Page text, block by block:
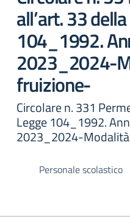
all’art. 33
104_1992.
2023_2024-
fruizione-
Circolare n. 331
Legge 104_1992.
2023_2024-
Personale scolastico